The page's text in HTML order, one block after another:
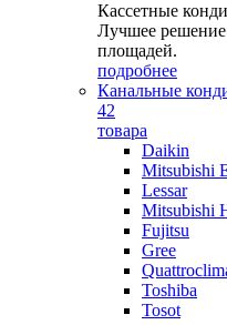
Кассетные
Лучшее
площадей.
подробнее
Канальные
42
товара
Daikin
Mitsubishi
Lessar
Mitsubishi
Fujitsu
Gree
Toshiba
Tosot